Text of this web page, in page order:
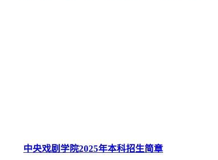
中央戏剧学院2025年本科招生简章